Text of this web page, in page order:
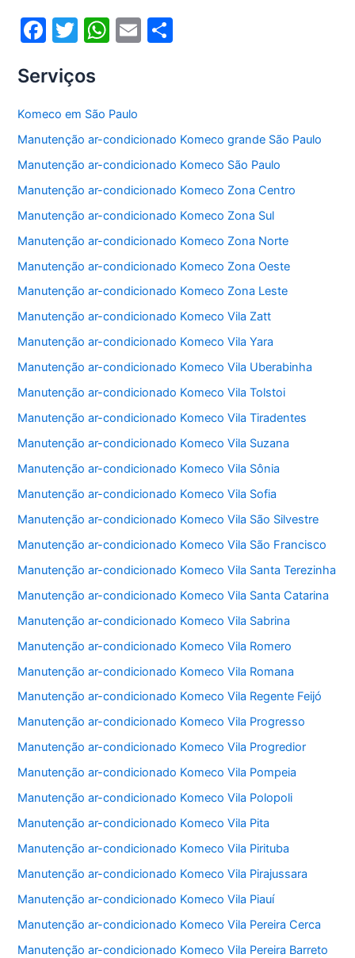
F
c
e
b
o
o
k
T
itt
er
W
s
A
p
p
E
Serviços
Komeco em São Paulo
Manutenção ar-condicionado Komeco grande São Paulo
Manutenção ar-condicionado Komeco São Paulo
Manutenção ar-condicionado Komeco Zona Centro
Manutenção ar-condicionado Komeco Zona Sul
Manutenção ar-condicionado Komeco Zona Norte
Manutenção ar-condicionado Komeco Zona Oeste
Manutenção ar-condicionado Komeco Zona Leste
Manutenção ar-condicionado Komeco Vila Zatt
Manutenção ar-condicionado Komeco Vila Yara
Manutenção ar-condicionado Komeco Vila Uberabinha
Manutenção ar-condicionado Komeco Vila Tolstoi
Manutenção ar-condicionado Komeco Vila Tiradentes
Manutenção ar-condicionado Komeco Vila Suzana
Manutenção ar-condicionado Komeco Vila Sônia
Manutenção ar-condicionado Komeco Vila Sofia
Manutenção ar-condicionado Komeco Vila São Silvestre
Manutenção ar-condicionado Komeco Vila São Francisco
Manutenção ar-condicionado Komeco Vila Santa Terezinha
Manutenção ar-condicionado Komeco Vila Santa Catarina
Manutenção ar-condicionado Komeco Vila Sabrina
Manutenção ar-condicionado Komeco Vila Romero
Manutenção ar-condicionado Komeco Vila Romana
Manutenção ar-condicionado Komeco Vila Regente Feijó
Manutenção ar-condicionado Komeco Vila Progresso
Manutenção ar-condicionado Komeco Vila Progredior
Manutenção ar-condicionado Komeco Vila Pompeia
Manutenção ar-condicionado Komeco Vila Polopoli
Manutenção ar-condicionado Komeco Vila Pita
Manutenção ar-condicionado Komeco Vila Pirituba
Manutenção ar-condicionado Komeco Vila Pirajussara
Manutenção ar-condicionado Komeco Vila Piauí
Manutenção ar-condicionado Komeco Vila Pereira Cerca
Manutenção ar-condicionado Komeco Vila Pereira Barreto